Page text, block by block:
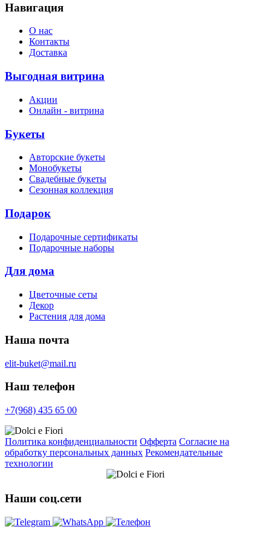
Навигация
О нас
Контакты
Доставка
Выгодная витрина
Акции
Онлайн - витрина
Букеты
Авторские букеты
Монобукеты
Свадебные букеты
Сезонная коллекция
Подарок
Подарочные сертификаты
Подарочные наборы
Для дома
Цветочные сеты
Декор
Растения для дома
Наша почта
elit-buket@mail.ru
Наш телефон
+7(968) 435 65 00
Политика конфиденциальности Офферта Согласие на
обработку персональных данных Рекомендательные
технологии
Наши соц.сети